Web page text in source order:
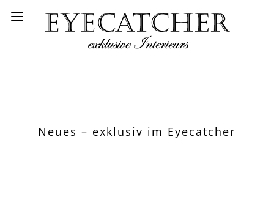
Neues – exklusiv im Eyecatcher